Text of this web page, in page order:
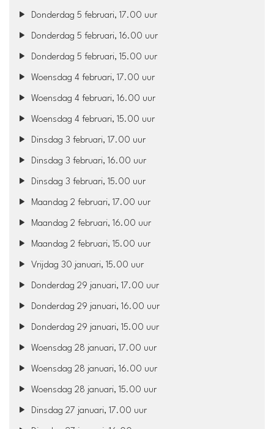
Donderdag 5 februari, 17.00 uur
Donderdag 5 februari, 16.00 uur
Donderdag 5 februari, 15.00 uur
Woensdag 4 februari, 17.00 uur
Woensdag 4 februari, 16.00 uur
Woensdag 4 februari, 15.00 uur
Dinsdag 3 februari, 17.00 uur
Dinsdag 3 februari, 16.00 uur
Dinsdag 3 februari, 15.00 uur
Maandag 2 februari, 17.00 uur
Maandag 2 februari, 16.00 uur
Maandag 2 februari, 15.00 uur
Vrijdag 30 januari, 15.00 uur
Donderdag 29 januari, 17.00 uur
Donderdag 29 januari, 16.00 uur
Donderdag 29 januari, 15.00 uur
Woensdag 28 januari, 17.00 uur
Woensdag 28 januari, 16.00 uur
Woensdag 28 januari, 15.00 uur
Dinsdag 27 januari, 17.00 uur